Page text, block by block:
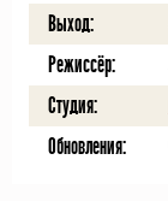
Выход:
Режиссёр:
Студия:
Обновления: